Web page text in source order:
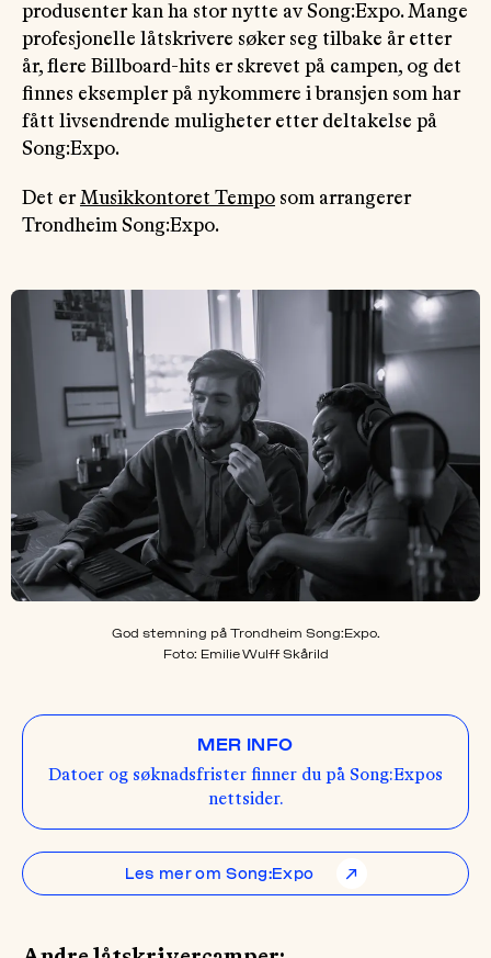
produsenter kan ha stor nytte av Song:Expo. Mange
profesjonelle låtskrivere søker seg tilbake år etter
år, flere Billboard-hits er skrevet på campen, og det
finnes eksempler på nykommere i bransjen som har
fått livsendrende muligheter etter deltakelse på
Song:Expo.
Det erMusikkontoret Tempo som arrangerer
Trondheim Song:Expo.
God stemning på Trondheim Song:Expo.
Foto: Emilie Wulff Skårild
MER INFO
Datoer og søknadsfrister finner du på Song:Expos
nettsider.
Les mer om Song:Expo ↗